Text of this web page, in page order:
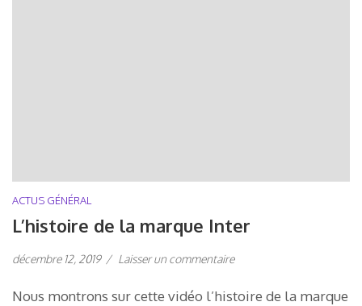
ACTUS GÉNÉRAL
L’histoire de la marque Inter
décembre 12, 2019 / Laisser un commentaire
Nous montrons sur cette vidéo l’histoire de la marque